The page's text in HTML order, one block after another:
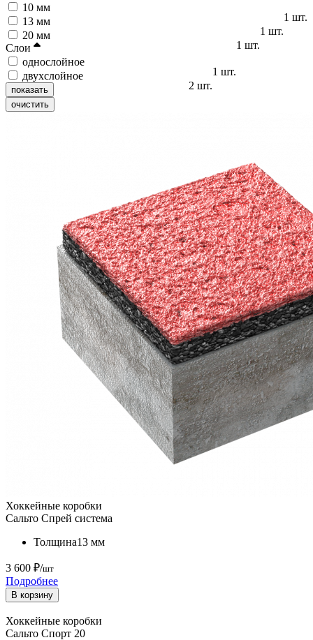
10 мм
1 шт.
13 мм
1 шт.
20 мм
1 шт.
Слои
однослойное
1 шт.
двухслойное
2 шт.
Хоккейные коробки
Сальто Спрей система
Толщина13 мм
3 600 ₽/шт
Подробнее
В корзину
Хоккейные коробки
Сальто Спорт 20